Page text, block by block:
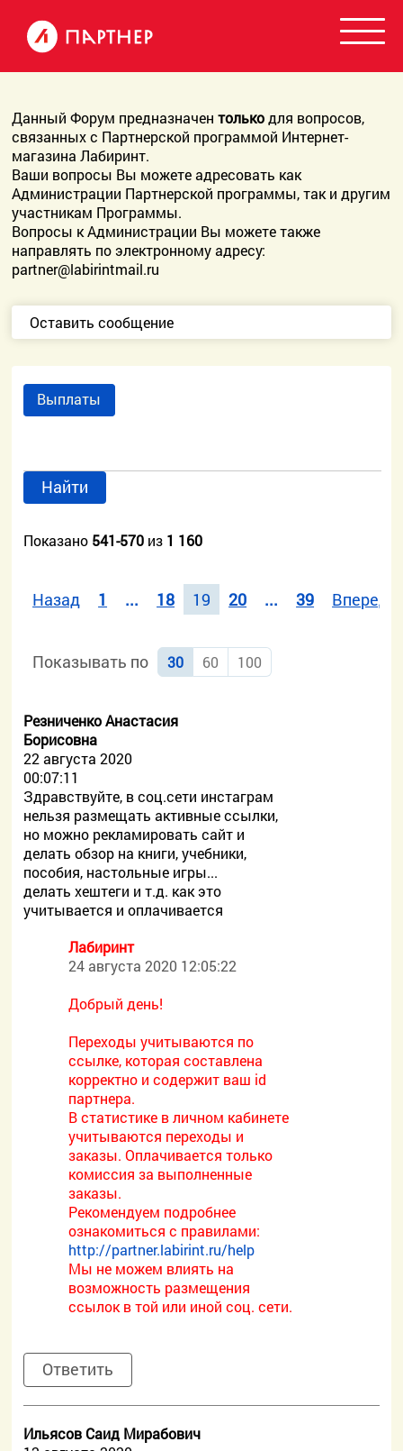
Данный Форум предназначентолькодля вопросов,
связанных с Партнерской программой Интернет-
магазина Лабиринт.
Ваши вопросы Вы можете адресовать как
Администрации Партнерской программы, так и другим
участникам Программы.
Вопросы к Администрации Вы можете также
направлять по электронному адресу:
partner@labirintmail.ru
Оставить сообщение
Выплаты
Найти
Показано 541-570 из 1 160
Назад 1 ... 18 19 20 ... 39 Вперед
Показывать по 30 60 100
Резниченко Анастасия
Борисовна
22 августа 2020
00:07:11
Здравствуйте, в соц.сети инстаграм
нельзя размещать активные ссылки,
но можно рекламировать сайт и
делать обзор на книги, учебники,
пособия, настольные игры...
делать хештеги и т.д. как это
учитывается и оплачивается
Лабиринт
24 августа 2020 12:05:22
Добрый день!
Переходы учитываются по
ссылке, которая составлена
корректно и содержит ваш id
партнера.
В статистике в личном кабинете
учитываются переходы и
заказы. Оплачивается только
комиссия за выполненные
заказы.
Рекомендуем подробнее
ознакомиться с правилами:
http://partner.labirint.ru/help
Мы не можем влиять на
возможность размещения
ссылок в той или иной соц. сети.
Ответить
Ильясов Саид Мирабович